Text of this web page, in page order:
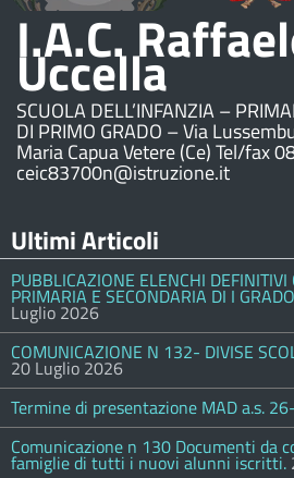
I.A.C.
Uccella
SCUOLA DELL’INFANZIA –
DI PRIMO GRADO – Via
Maria Capua Vetere (Ce) Tel/fax
ceic83700n@istruzione.it
Ultimi Articoli
PUBBLICAZIONE ELENCHI
PRIMARIA E SECONDARIA DI I
Luglio 2026
COMUNICAZIONE N 132- DIVISE
20 Luglio 2026
Termine di presentazione MAD a.s.
Comunicazione n 130 Documenti da
famiglie di tutti i nuovi alunni iscritti.